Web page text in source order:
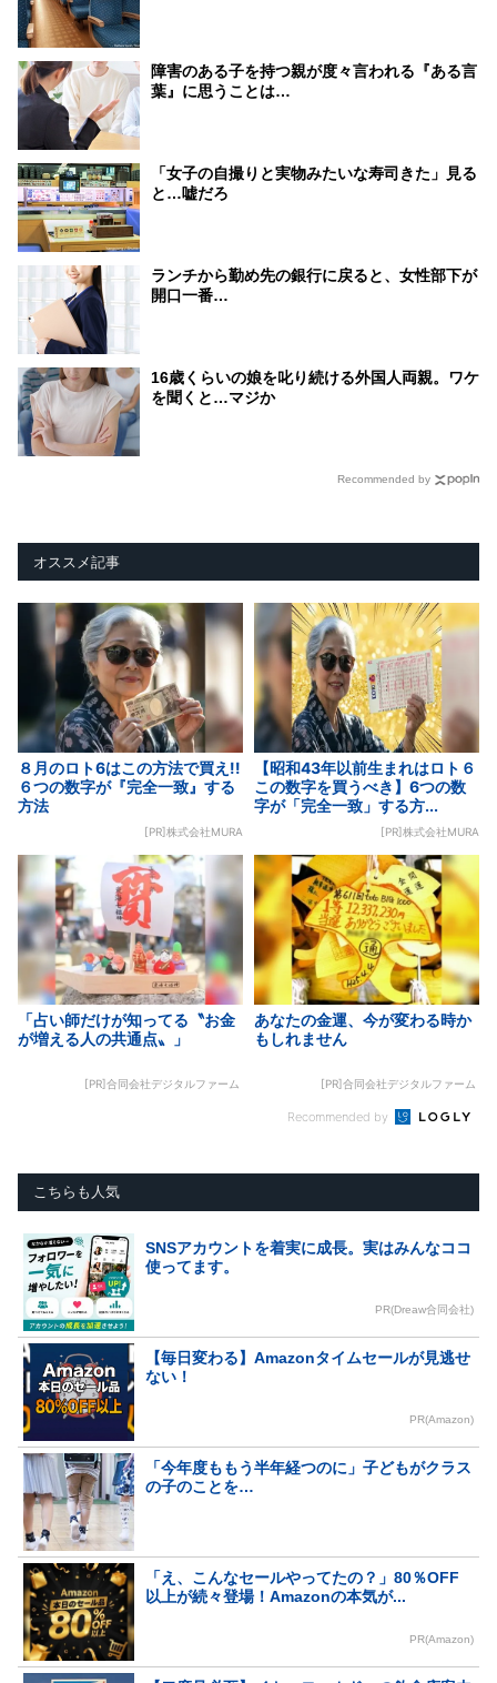
障害のある子を持つ親が度々言われる『ある言
葉』に思うことは…
「女子の自撮りと実物みたいな寿司きた」見る
と…嘘だろ
ランチから勤め先の銀行に戻ると、女性部下が
開口一番…
16歳くらいの娘を叱り続ける外国人両親。ワケ
を聞くと…マジか
Recommended by
オススメ記事
８月のロト6はこの方法で買え!!
６つの数字が『完全一致』する
方法
[PR]株式会社MURA
【昭和43年以前生まれはロト６
この数字を買うべき】6つの数
字が「完全一致」する方...
[PR]株式会社MURA
「占い師だけが知ってる〝お金
が増える人の共通点〟」
[PR]合同会社デジタルファーム
あなたの金運、今が変わる時か
もしれません
[PR]合同会社デジタルファーム
Recommended by
こちらも人気
SNSアカウントを着実に成長。実はみんなココ
使ってます。
PR(Dreaw合同会社)
【毎日変わる】Amazonタイムセールが見逃せ
ない！
PR(Amazon)
「今年度ももう半年経つのに」子どもがクラス
の子のことを…
「え、こんなセールやってたの？」80％OFF
以上が続々登場！Amazonの本気が...
PR(Amazon)